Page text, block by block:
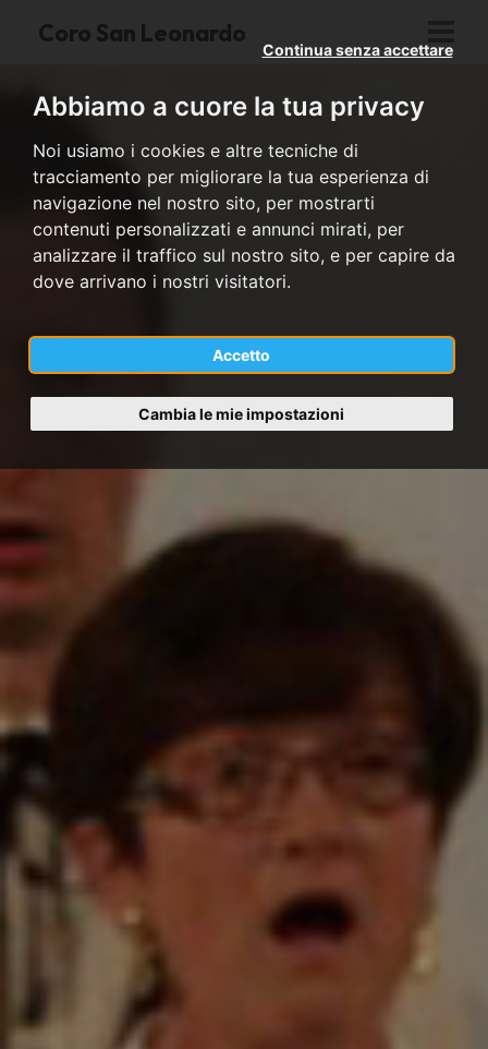
Abbiamo a cuore la tua privacy
Noi usiamo i cookies e altre tecniche di
tracciamento per migliorare la tua esperienza di
navigazione nel nostro sito, per mostrarti
contenuti personalizzati e annunci mirati, per
analizzare il traffico sul nostro sito, e per capire da
dove arrivano i nostri visitatori.
Accetto
Continua senza accettare
Cambia le mie impostazioni
Coro San Leonardo